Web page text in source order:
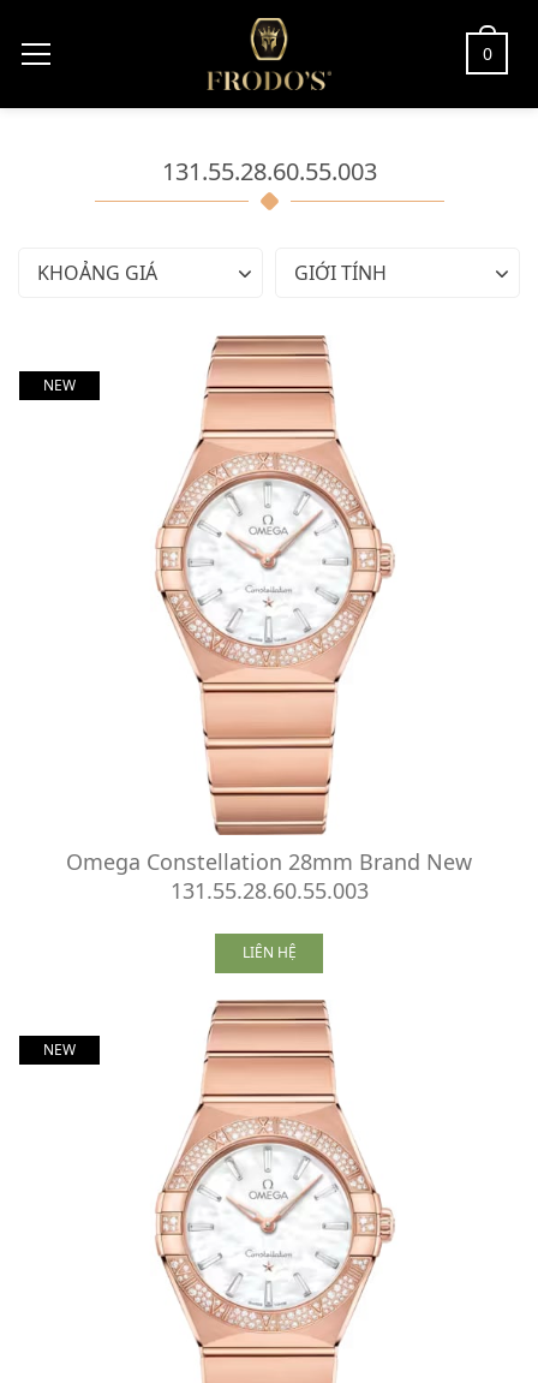
0
131.55.28.60.55.003
KHOẢNG GIÁ GIỚI TÍNH
NEW
Omega Constellation 28mm Brand New
131.55.28.60.55.003
LIÊN HỆ
NEW